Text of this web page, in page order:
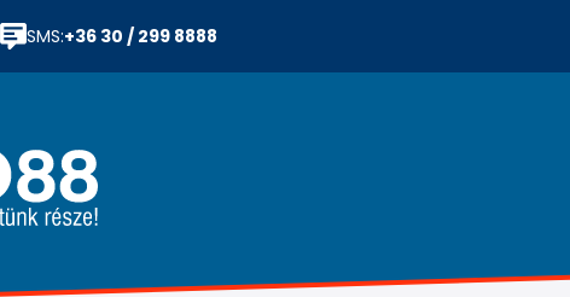
SMS:+36 30 / 299 8888